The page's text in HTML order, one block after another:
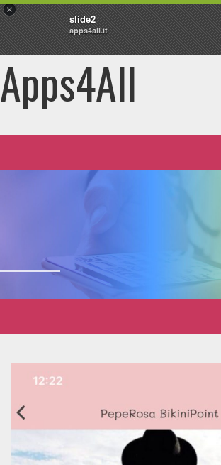
×
slide2
apps4all.it
Apps4All